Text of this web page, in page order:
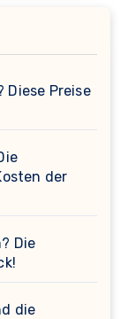
Diese Preise
der
Die
die